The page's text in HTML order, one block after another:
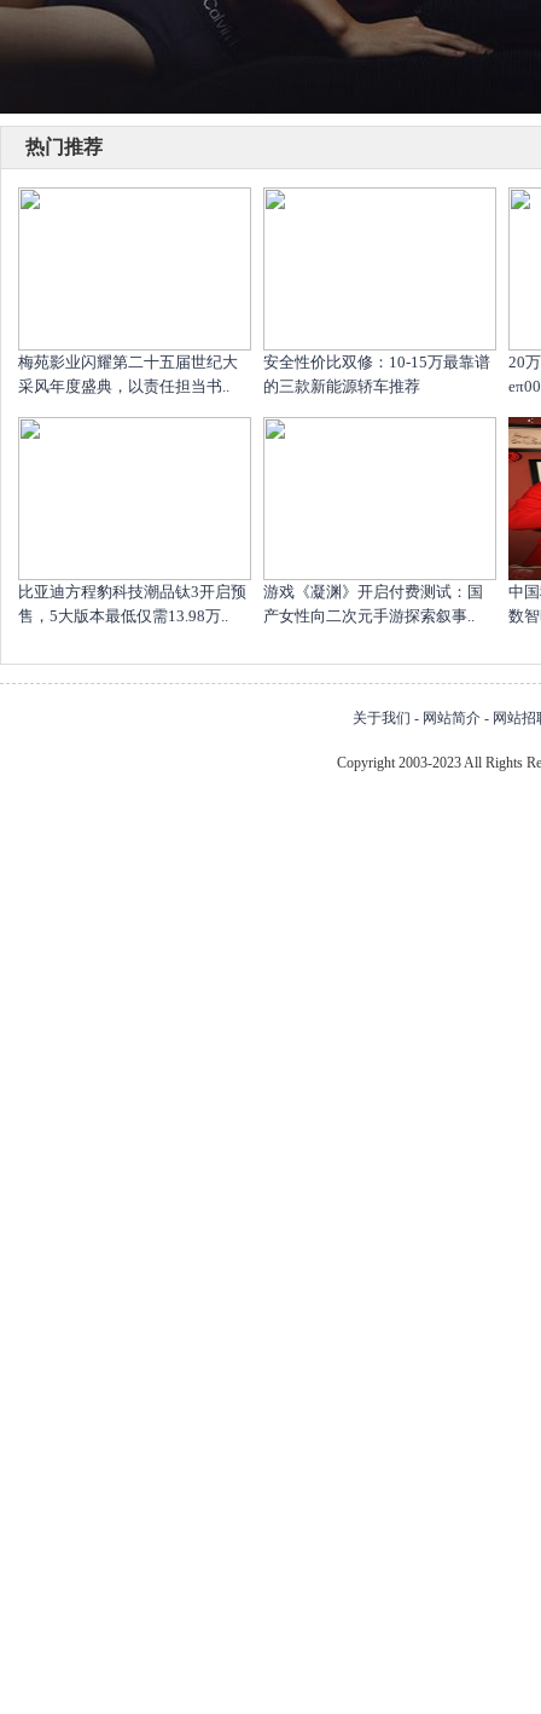
热门推荐
梅苑影业闪耀第二十五届世纪大
采风年度盛典，以责任担当书..
安全性价比双修：10-15万最靠谱
的三款新能源轿车推荐
20
比亚迪方程豹科技潮品钛3开启预
售，5大版本最低仅需13.98万..
游戏《凝渊》开启付费测试：国
产女性向二次元手游探索叙事..
中
数
关于我们 - 网站简介 - 网站招
Copyright 2003-2023 All Rights